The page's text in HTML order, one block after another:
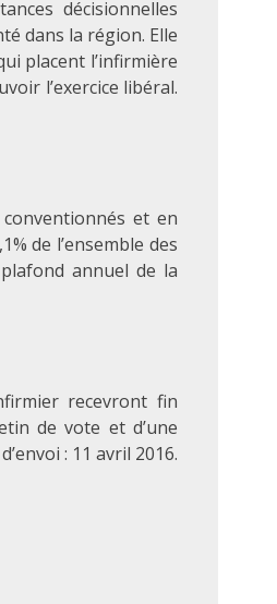
décisionnelles
dans la région. Elle
placent l’infirmière
l’exercice libéral.
et en
de l’ensemble des
annuel de la
recevront fin
de vote et d’une
: 11 avril 2016.